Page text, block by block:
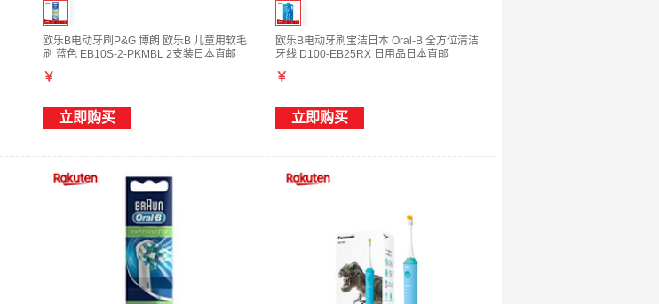
欧乐B电动牙刷P&G 博朗 欧乐B 儿童用软毛
刷 蓝色 EB10S-2-PKMBL 2支装日本直邮
￥
立即购买
欧乐B电动牙刷宝洁日本 Oral-B 全方位清洁
牙线 D100-EB25RX 日用品日本直邮
￥
立即购买